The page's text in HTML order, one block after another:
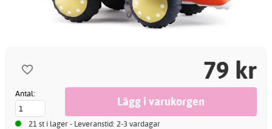
79 kr
Antal:
21 st i lager - Leveranstid: 2-3 vardagar